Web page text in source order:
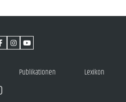
Publikationen Lexikon